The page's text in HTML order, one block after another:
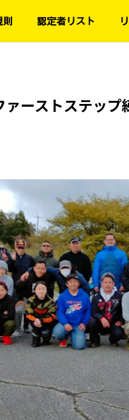
認定者リスト
ァーストステッ